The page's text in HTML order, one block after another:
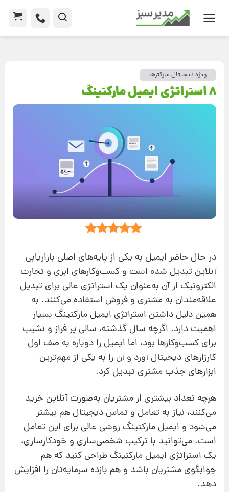
ویژه دیجیتال مارکترها
8 استراتژی ایمیل مارکتینگ
در حال حاضر ایمیل به یکی از پایه‌های اصلی بازاریابی
آنلاین تبدیل شده است و کسب‌وکارهای ابری و تجارت
الکترونیک از آن به‌عنوان یک استراتژی عالی برای تبدیل
علاقه‌مندان به مشتری و فروش استفاده می‌کنند. به
همین دلیل داشتن استراتژی ایمیل مارکتینگ بسیار
اهمیت دارد. اگرچه سال گذشته، سالی پر فراز و نشیب
برای کسب‌وکارها بود، اما ایمیل را دوباره به صف اول
کارزارهای دیجیتال آورد و آن را به یکی از مهم‌ترین
ابزارهای جذب مشتری تبدیل کرد.
هرچه تعداد بیشتری از مشتریان به‌صورت آنلاین خرید
می‌کنند، نیاز به تعامل و تماس دیجیتال هم بیشتر
می‌شود و ایمیل مارکتینگ روشی عالی برای این تعامل
است. می‌توانید با ترکیب شخصی‌سازی و خودکارسازی،
یک استراتژی ایمیل مارکتینگ طراحی کنید که هم
جوابگوی مشتریان باشد و هم بازده سرمایه‌تان را افزایش
‌دهد.